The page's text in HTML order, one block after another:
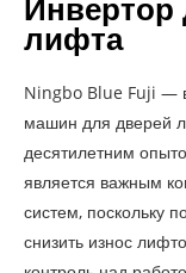
лифта
Ningbo Blue Fuji —
машин для дверей
десятилетним
является важным
систем, поскольку
снизить износ